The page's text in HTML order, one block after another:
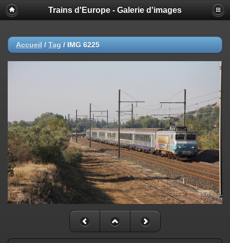
Trains d'Europe - Galerie d'images
Accueil / Tag / IMG 6225